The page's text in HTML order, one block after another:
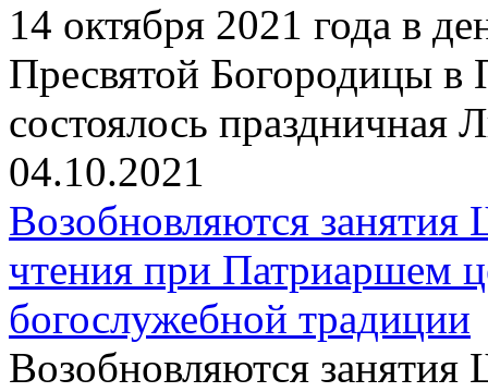
14 октября 2021 года в
Пресвятой Богородицы в
состоялось праздничная
04.10.2021
Возобновляются
чтения при Патриаршем
богослужебной традиции
Возобновляются